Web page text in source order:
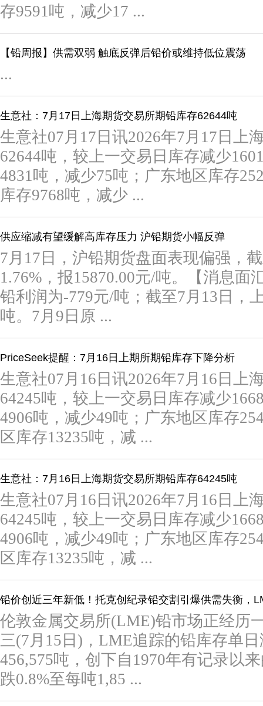
存9591吨，减少17 ...
【铅周报】供需双弱 触底反弹后铅价或维持低位震荡
...
生意社：7月17日上海期货交易所期铅库存62644吨
生意社07月17日讯2026年7月17日上
62644吨，较上一交易日库存减少
4831吨，减少75吨；广东地区库存
库存9768吨，减少 ...
供应缩减有望缓解高库存压力 沪铅期货小幅反弹
7月17日，沪铅期货盘面表现偏强，
1.76%，报15870.00元/吨。【消息面
铅利润为-779元/吨；截至7月13日，
吨。7月9日原 ...
PriceSeek提醒：7月16日上期所期铅库存下降分析
生意社07月16日讯2026年7月16日上
64245吨，较上一交易日库存减少
4906吨，减少49吨；广东地区库存
区库存13235吨，减 ...
生意社：7月16日上海期货交易所期铅库存64245吨
生意社07月16日讯2026年7月16日上
64245吨，较上一交易日库存减少
4906吨，减少49吨；广东地区库存
区库存13235吨，减 ...
铅价创近三年新低！托克创纪录铅交割引爆供需失衡，
伦敦金属交易所(LME)铅市场正经历
三(7月15日)，LME追踪的铅库存单
456,575吨，创下自1970年有记录以
跌0.8%至每吨1,85 ...